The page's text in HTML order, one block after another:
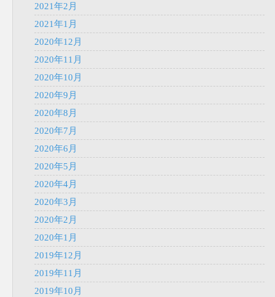
2021年2月
2021年1月
2020年12月
2020年11月
2020年10月
2020年9月
2020年8月
2020年7月
2020年6月
2020年5月
2020年4月
2020年3月
2020年2月
2020年1月
2019年12月
2019年11月
2019年10月